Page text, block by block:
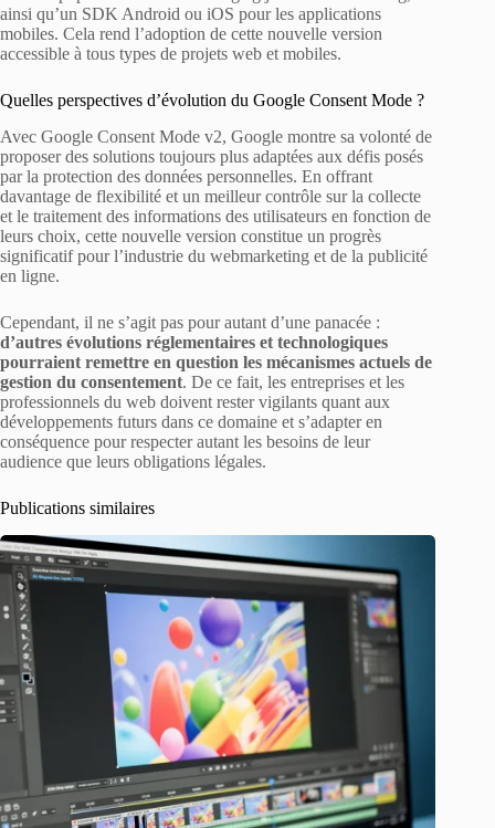
ainsi qu’un SDK Android ou iOS pour les applications
mobiles. Cela rend l’adoption de cette nouvelle version
accessible à tous types de projets web et mobiles.
Quelles perspectives d’évolution du Google Consent Mode ?
Avec Google Consent Mode v2, Google montre sa volonté de
proposer des solutions toujours plus adaptées aux défis posés
par la protection des données personnelles. En offrant
davantage de flexibilité et un meilleur contrôle sur la collecte
et le traitement des informations des utilisateurs en fonction de
leurs choix, cette nouvelle version constitue un progrès
significatif pour l’industrie du webmarketing et de la publicité
en ligne.
Cependant, il ne s’agit pas pour autant d’une panacée :
d’autres évolutions réglementaires et technologiques
pourraient remettre en question les mécanismes actuels de
gestion du consentement. De ce fait, les entreprises et les
professionnels du web doivent rester vigilants quant aux
développements futurs dans ce domaine et s’adapter en
conséquence pour respecter autant les besoins de leur
audience que leurs obligations légales.
Publications similaires